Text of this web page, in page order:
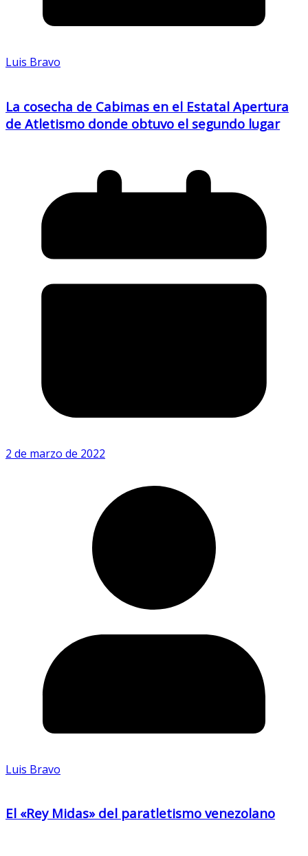
Luis Bravo
La cosecha de Cabimas en el Estatal Apertura
de Atletismo donde obtuvo el segundo lugar
2 de marzo de 2022
Luis Bravo
El «Rey Midas» del paratletismo venezolano